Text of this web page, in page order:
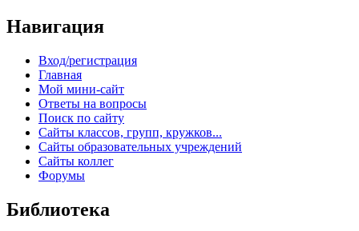
Навигация
Вход/регистрация
Главная
Мой мини-сайт
Ответы на вопросы
Поиск по сайту
Сайты классов, групп, кружков...
Сайты образовательных учреждений
Сайты коллег
Форумы
Библиотека